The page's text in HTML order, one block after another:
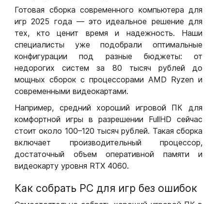
Готовая сборка современного компьютера для
игр 2025 года — это идеальное решение для
тех, кто ценит время и надежность. Наши
специалисты уже подобрали оптимальные
конфигурации под разные бюджеты: от
недорогих систем за 80 тысяч рублей до
мощных сборок с процессорами AMD Ryzen и
современными видеокартами.
Например, средний хороший игровой ПК для
комфортной игры в разрешении FullHD сейчас
стоит около 100–120 тысяч рублей. Такая сборка
включает производительный процессор,
достаточный объем оперативной памяти и
видеокарту уровня RTX 4060.
Как собрать РС для игр без ошибок